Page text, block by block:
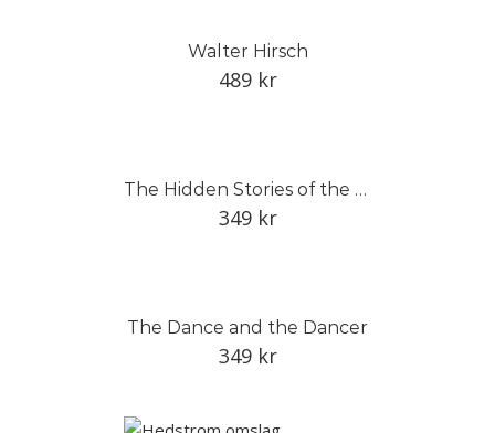
Walter Hirsch
489 kr
The Hidden Stories of the Linnean Herbarium
349 kr
The Dance and the Dancer
349 kr